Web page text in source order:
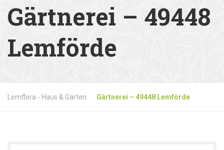
Gärtnerei – 49448
Lemförde
Lemflora - Haus & Garten Gärtnerei – 49448 Lemförde